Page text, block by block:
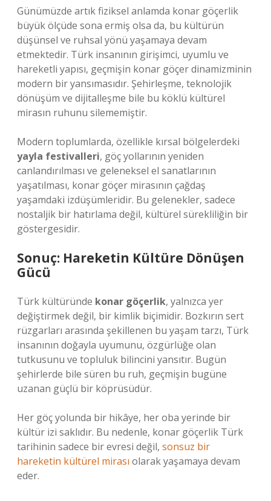
Günümüzde artık fiziksel anlamda konar göçerlik
büyük ölçüde sona ermiş olsa da, bu kültürün
düşünsel ve ruhsal yönü yaşamaya devam
etmektedir. Türk insanının girişimci, uyumlu ve
hareketli yapısı, geçmişin konar göçer dinamizminin
modern bir yansımasıdır. Şehirleşme, teknolojik
dönüşüm ve dijitalleşme bile bu köklü kültürel
mirasın ruhunu silememiştir.
Modern toplumlarda, özellikle kırsal bölgelerdeki
yayla festivalleri, göç yollarının yeniden
canlandırılması ve geleneksel el sanatlarının
yaşatılması, konar göçer mirasının çağdaş
yaşamdaki izdüşümleridir. Bu gelenekler, sadece
nostaljik bir hatırlama değil, kültürel sürekliliğin bir
göstergesidir.
Sonuç: Hareketin Kültüre Dönüşen
Gücü
Türk kültüründe konar göçerlik, yalnızca yer
değiştirmek değil, bir kimlik biçimidir. Bozkırın sert
rüzgarları arasında şekillenen bu yaşam tarzı, Türk
insanının doğayla uyumunu, özgürlüğe olan
tutkusunu ve topluluk bilincini yansıtır. Bugün
şehirlerde bile süren bu ruh, geçmişin bugüne
uzanan güçlü bir köprüsüdür.
Her göç yolunda bir hikâye, her oba yerinde bir
kültür izi saklıdır. Bu nedenle, konar göçerlik Türk
tarihinin sadece bir evresi değil, sonsuz bir
hareketin kültürel mirası olarak yaşamaya devam
eder.